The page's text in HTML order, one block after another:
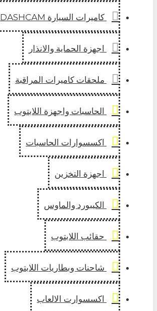
كاميرات السيارة DASHCAM
اجهزة الحماية والانذار
ملحقات كاميرات المراقبة
الحاسبات واجهزة اللابتوب
اكسسوارات الحاسبات
اجهزة التخزين
الكيبورد والماوس
حقائب اللابتوب
شاحنات وبطاريات اللابتوب
اكسسوارت الالعاب